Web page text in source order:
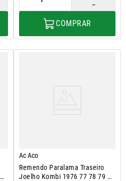
－
COMPRAR
Ac Aco
Remendo Paralama Traseiro
Joelho Kombi 1976 77 78 79 A